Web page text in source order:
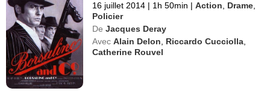
16 juillet 2014 | 1h 50min | Action Drame
Policier
De Jacques Deray
Avec Alain Delon Riccardo Cucciolla
Catherine Rouvel